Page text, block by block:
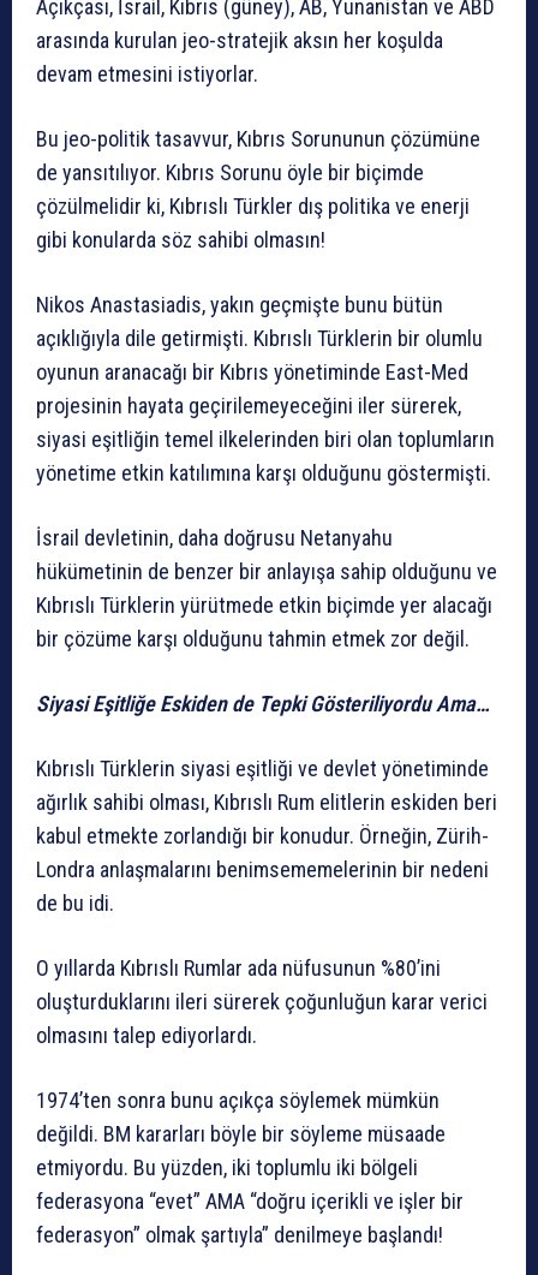
Açıkçası, İsrail, Kıbrıs (güney), AB, Yunanistan ve ABD
arasında kurulan jeo-stratejik aksın her koşulda
devam etmesini istiyorlar.
Bu jeo-politik tasavvur, Kıbrıs Sorununun çözümüne
de yansıtılıyor. Kıbrıs Sorunu öyle bir biçimde
çözülmelidir ki, Kıbrıslı Türkler dış politika ve enerji
gibi konularda söz sahibi olmasın!
Nikos Anastasiadis, yakın geçmişte bunu bütün
açıklığıyla dile getirmişti. Kıbrıslı Türklerin bir olumlu
oyunun aranacağı bir Kıbrıs yönetiminde East-Med
projesinin hayata geçirilemeyeceğini iler sürerek,
siyasi eşitliğin temel ilkelerinden biri olan toplumların
yönetime etkin katılımına karşı olduğunu göstermişti.
İsrail devletinin, daha doğrusu Netanyahu
hükümetinin de benzer bir anlayışa sahip olduğunu ve
Kıbrıslı Türklerin yürütmede etkin biçimde yer alacağı
bir çözüme karşı olduğunu tahmin etmek zor değil.
Siyasi Eşitliğe Eskiden de Tepki Gösteriliyordu Ama…
Kıbrıslı Türklerin siyasi eşitliği ve devlet yönetiminde
ağırlık sahibi olması, Kıbrıslı Rum elitlerin eskiden beri
kabul etmekte zorlandığı bir konudur. Örneğin, Zürih-
Londra anlaşmalarını benimsememelerinin bir nedeni
de bu idi.
O yıllarda Kıbrıslı Rumlar ada nüfusunun %80’ini
oluşturduklarını ileri sürerek çoğunluğun karar verici
olmasını talep ediyorlardı.
1974’ten sonra bunu açıkça söylemek mümkün
değildi. BM kararları böyle bir söyleme müsaade
etmiyordu. Bu yüzden, iki toplumlu iki bölgeli
federasyona “evet” AMA “doğru içerikli ve işler bir
federasyon” olmak şartıyla” denilmeye başlandı!